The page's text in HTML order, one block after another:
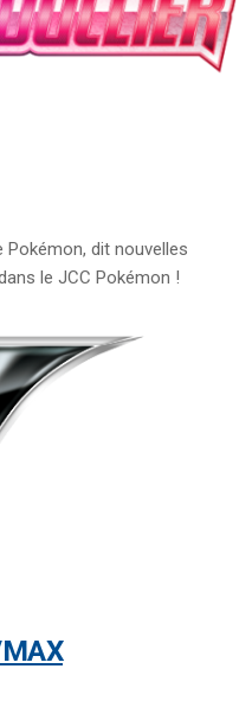
Pokémon, dit nouvelles
le JCC Pokémon !